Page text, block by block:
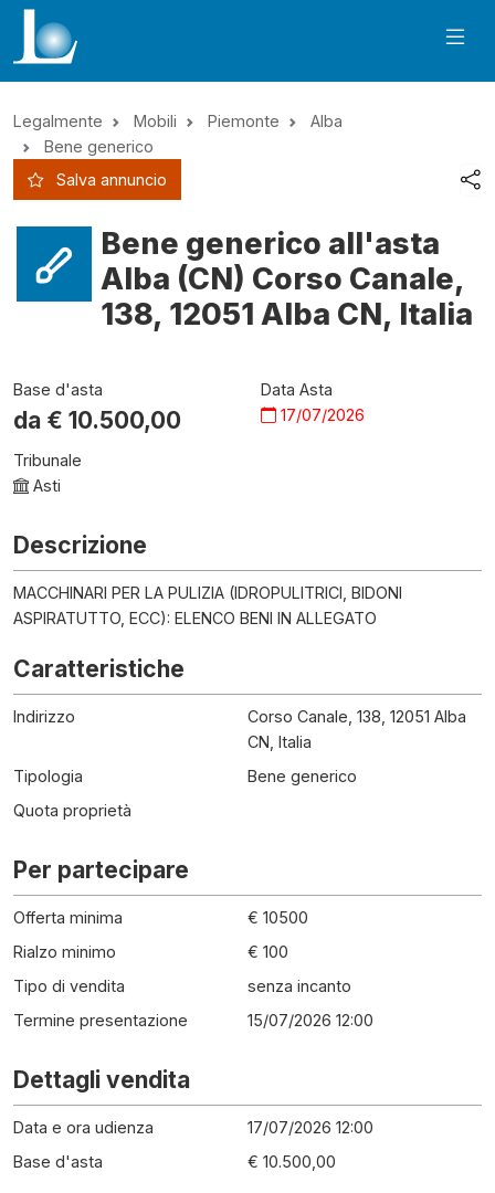
Legalmente Mobili Piemonte
Alba
Bene generico
Salva annuncio
Bene generico all'asta
Alba (CN) Corso Canale,
138, 12051 Alba CN, Italia
Base d'asta
da € 10.500,00
Data Asta
17/07/2026
Tribunale
Asti
Descrizione
MACCHINARI PER LA PULIZIA (IDROPULITRICI, BIDONI
ASPIRATUTTO, ECC): ELENCO BENI IN ALLEGATO
Caratteristiche
Indirizzo
Corso Canale, 138, 12051 Alba
CN, Italia
Tipologia
Bene generico
Quota proprietà
Per partecipare
Offerta minima
€ 10500
Rialzo minimo
€ 100
Tipo di vendita
senza incanto
Termine presentazione
15/07/2026 12:00
Dettagli vendita
Data e ora udienza
17/07/2026 12:00
Base d'asta
€ 10.500,00